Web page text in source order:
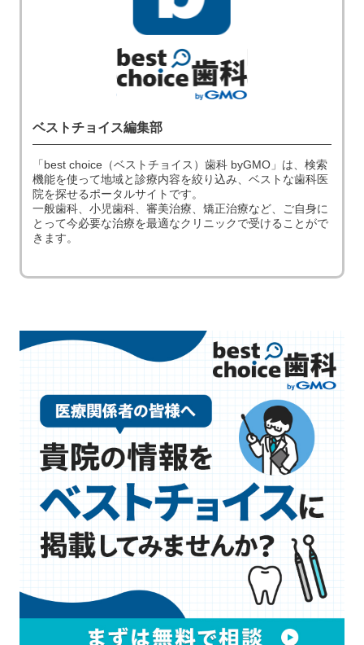
ベストチョイス編集部
「best choice（ベストチョイス）歯科 byGMO」は、検索
機能を使って地域と診療内容を絞り込み、ベストな歯科医
院を探せるポータルサイトです。
一般歯科、小児歯科、審美治療、矯正治療など、ご自身に
とって今必要な治療を最適なクリニックで受けることがで
きます。